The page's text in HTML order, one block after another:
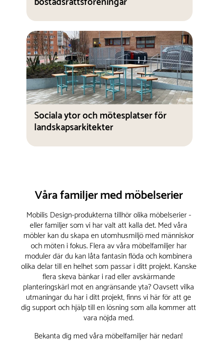
Sociala ytor och mötesplatser för
landskapsarkitekter
Våra familjer med möbelserier
Mobilis Design-produkterna tillhör olika möbelserier -
eller familjer som vi har valt att kalla det. Med våra
möbler kan du skapa en utomhusmiljö med människor
och möten i fokus. Flera av våra möbelfamiljer har
moduler där du kan låta fantasin flöda och kombinera
olika delar till en helhet som passar i ditt projekt. Kanske
flera skeva bänkar i rad eller avskärmande
planteringskärl mot en angränsande yta? Oavsett vilka
utmaningar du har i ditt projekt, finns vi här för att ge
dig support och hjälp till en lösning som alla kommer att
vara nöjda med.
Bekanta dig med våra möbelfamiljer här nedan!